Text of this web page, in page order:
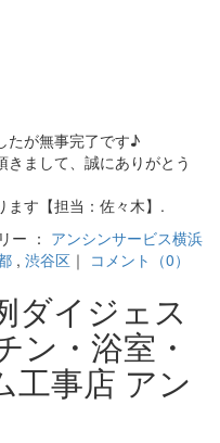
たが無事完了です♪
まして、誠にありがとう
ます【担当：佐々木】.
： アンシンサービス横浜
, 渋谷区 ｜ コメント（0）
ダイジェス
ン・浴室・
工事店 アン